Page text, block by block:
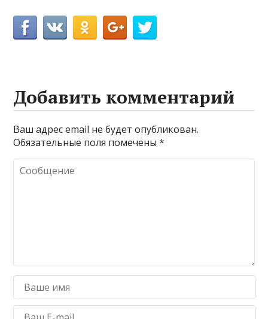
Добавить комментарий
Ваш адрес email не будет опубликован.
Обязательные поля помечены*